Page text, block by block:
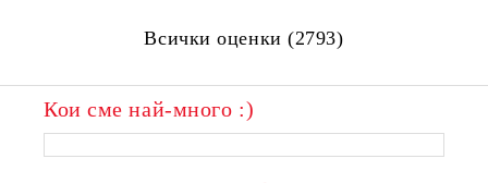
Всички оценки (2793)
Кои сме най-много :)